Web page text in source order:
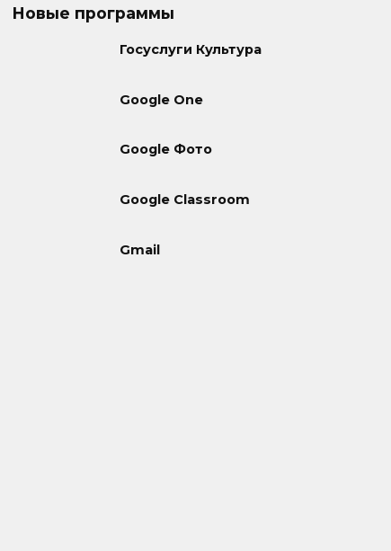
Новые программы
Госуслуги Культура
Google One
Google Фото
Google Classroom
Gmail